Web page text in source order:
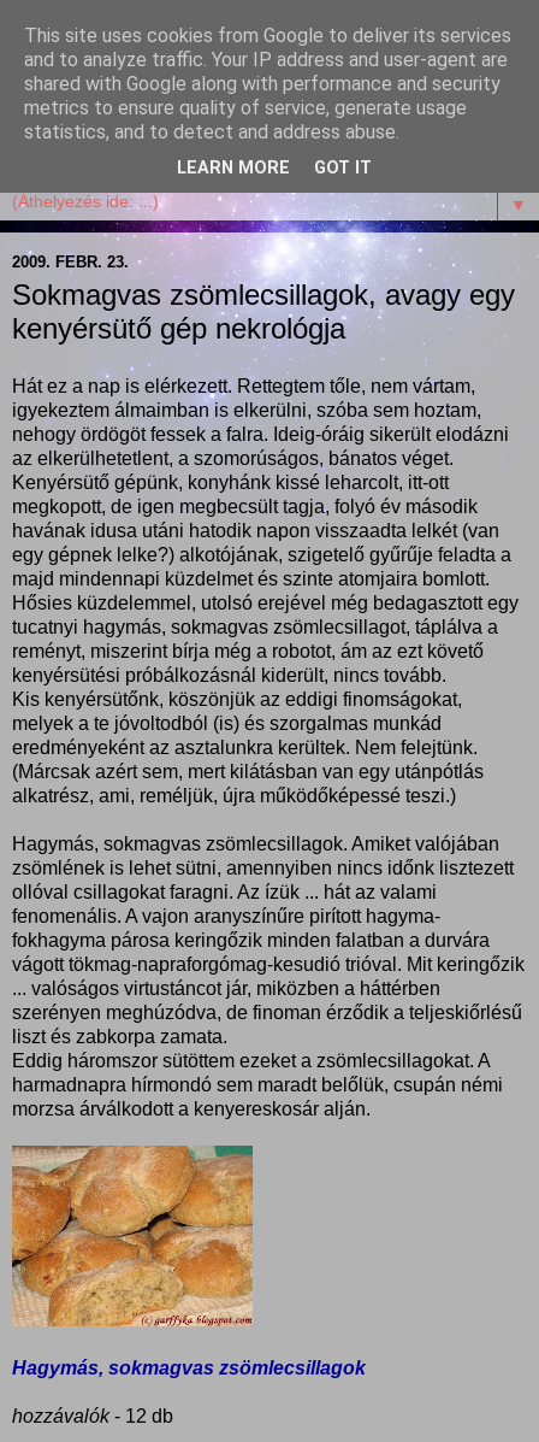
Garffyka
Szösszenetek a konyhámból, az életemből. Mosollyal,
receptekkel, vidámsággal, marcipánnal, csokival.
▼
2009. FEBR. 23.
Sokmagvas zsömlecsillagok, avagy egy
kenyérsütő gép nekrológja
Hát ez a nap is elérkezett. Rettegtem tőle, nem vártam,
igyekeztem álmaimban is elkerülni, szóba sem hoztam,
nehogy ördögöt fessek a falra. Ideig-óráig sikerült elodázni
az elkerülhetetlent, a szomorúságos, bánatos véget.
Kenyérsütő gépünk, konyhánk kissé leharcolt, itt-ott
megkopott, de igen megbecsült tagja, folyó év második
havának idusa utáni hatodik napon visszaadta lelkét (van
egy gépnek lelke?) alkotójának, szigetelő gyűrűje feladta a
majd mindennapi küzdelmet és szinte atomjaira bomlott.
Hősies küzdelemmel, utolsó erejével még bedagasztott egy
tucatnyi hagymás, sokmagvas zsömlecsillagot, táplálva a
reményt, miszerint bírja még a robotot, ám az ezt követő
kenyérsütési próbálkozásnál kiderült, nincs tovább.
Kis kenyérsütőnk, köszönjük az eddigi finomságokat,
melyek a te jóvoltodból (is) és szorgalmas munkád
eredményeként az asztalunkra kerültek. Nem felejtünk.
(Márcsak azért sem, mert kilátásban van egy utánpótlás
alkatrész, ami, reméljük, újra működőképessé teszi.)
Hagymás, sokmagvas zsömlecsillagok. Amiket valójában
zsömlének is lehet sütni, amennyiben nincs időnk lisztezett
ollóval csillagokat faragni. Az ízük ... hát az valami
fenomenális. A vajon aranyszínűre pirított hagyma-
fokhagyma párosa keringőzik minden falatban a durvára
vágott tökmag-napraforgómag-kesudió trióval. Mit keringőzik
... valóságos virtustáncot jár, miközben a háttérben
szerényen meghúzódva, de finoman érződik a teljeskiőrlésű
liszt és zabkorpa zamata.
Eddig háromszor sütöttem ezeket a zsömlecsillagokat. A
harmadnapra hírmondó sem maradt belőlük, csupán némi
morzsa árválkodott a kenyereskosár alján.
Hagymás, sokmagvas zsömlecsillagok
hozzávalók- 12 db
This site uses cookies from Google to deliver its services
and to analyze traffic. Your IP address and user-agent are
shared with Google along with performance and security
metrics to ensure quality of service, generate usage
statistics, and to detect and address abuse.
LEARN MORE GOT IT